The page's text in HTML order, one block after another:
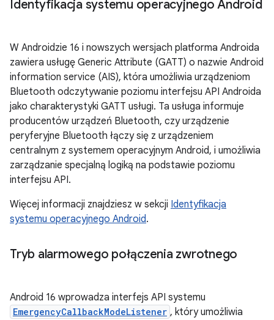
Identyfikacja systemu operacyjnego Android
W Androidzie 16 i nowszych wersjach platforma Androida
zawiera usługę Generic Attribute (GATT) o nazwie Android
information service (AIS), która umożliwia urządzeniom
Bluetooth odczytywanie poziomu interfejsu API Androida
jako charakterystyki GATT usługi. Ta usługa informuje
producentów urządzeń Bluetooth, czy urządzenie
peryferyjne Bluetooth łączy się z urządzeniem
centralnym z systemem operacyjnym Android, i umożliwia
zarządzanie specjalną logiką na podstawie poziomu
interfejsu API.
Więcej informacji znajdziesz w sekcji Identyfikacja
systemu operacyjnego Android.
Tryb alarmowego połączenia zwrotnego
Android 16 wprowadza interfejs API systemu
EmergencyCallbackModeListener , który umożliwia